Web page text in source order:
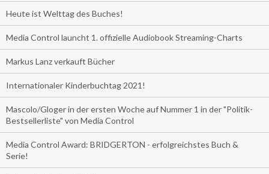
Heute ist Welttag des Buches!
Media Control launcht 1. offizielle Audiobook Streaming-Charts
Markus Lanz verkauft Bücher
Internationaler Kinderbuchtag 2021!
Mascolo/Gloger in der ersten Woche auf Nummer 1 in der "Politik-
Bestsellerliste" von Media Control
Media Control Award: BRIDGERTON - erfolgreichstes Buch &
Serie!